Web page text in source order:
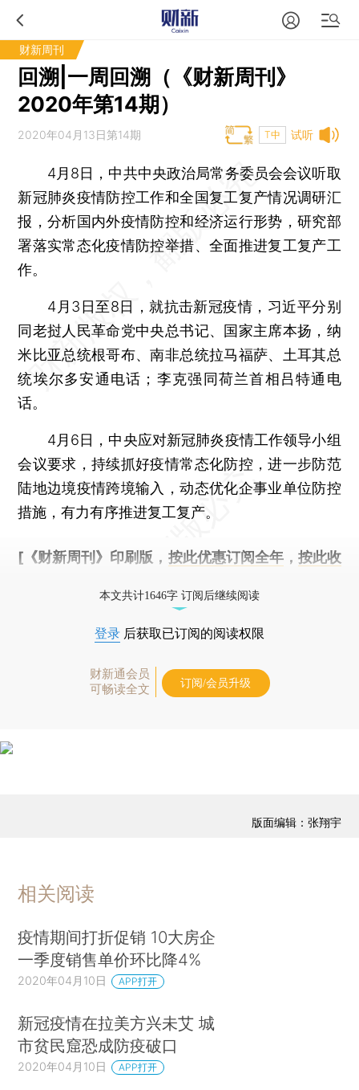
财新周刊
回溯|一周回溯（《财新周刊》
2020年第14期）
试听
2020年04月13日第14期 T中
4月8日，中共中央政治局常务委员会会议听取
新冠肺炎疫情防控工作和全国复工复产情况调研汇
报，分析国内外疫情防控和经济运行形势，研究部
署落实常态化疫情防控举措、全面推进复工复产工
作。
4月3日至8日，就抗击新冠疫情，习近平分别
同老挝人民革命党中央总书记、国家主席本扬，纳
米比亚总统根哥布、南非总统拉马福萨、土耳其总
统埃尔多安通电话；李克强同荷兰首相吕特通电
话。
4月6日，中央应对新冠肺炎疫情工作领导小组
会议要求，持续抓好疫情常态化防控，进一步防范
陆地边境疫情跨境输入，动态优化企事业单位防控
措施，有力有序推进复工复产。
[《财新周刊》印刷版， 按此优惠订阅全年， 按此收
本文共计1646字 订阅后继续阅读
登录 后获取已订阅的阅读权限
财新通会员
可畅读全文
订阅/会员升级
版面编辑：张翔宇
相关阅读
疫情期间打折促销 10大房企
一季度销售单价环比降4%
2020年04月10日 APP打开
新冠疫情在拉美方兴未艾 城
市贫民窟恐成防疫破口
2020年04月10日 APP打开